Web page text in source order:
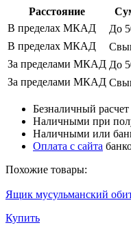
Расстояние
В пределах МКАД
До
В пределах МКАД
За пределами МКАД До
За пределами МКАД
Безналичный
Наличными при
Наличными или
Оплата с сайта
Похожие товары:
Ящик мусульманский
Купить